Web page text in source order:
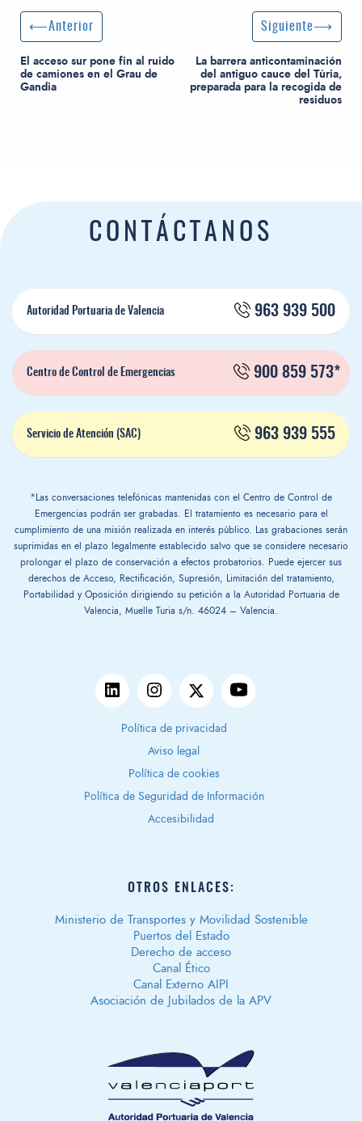
Navegación de entradas
Entrada anterior:
Anterior
El acceso sur pone fin al ruido
de camiones en el Grau de
Gandia
Siguiente entrada
Siguiente
La barrera anticontaminación
del antiguo cauce del Túria,
preparada para la recogida de
residuos
CONTÁCTANOS
Autoridad Portuaria de Valencia 963 939 500
Centro de Control de Emergencias 900 859 573*
Servicio de Atención (SAC) 963 939 555
*Las conversaciones telefónicas mantenidas con el Centro de Control de
Emergencias podrán ser grabadas. El tratamiento es necesario para el
cumplimiento de una misión realizada en interés público. Las grabaciones serán
suprimidas en el plazo legalmente establecido salvo que se considere necesario
prolongar el plazo de conservación a efectos probatorios. Puede ejercer sus
derechos de Acceso, Rectificación, Supresión, Limitación del tratamiento,
Portabilidad y Oposición dirigiendo su petición a la Autoridad Portuaria de
Valencia, Muelle Turia s/n. 46024 – Valencia.
Política de privacidad
Aviso legal
Política de cookies
Política de Seguridad de Información
Accesibilidad
OTROS ENLACES:
Ministerio de Transportes y Movilidad Sostenible
Puertos del Estado
Derecho de acceso
Canal Ético
Canal Externo AIPI
Asociación de Jubilados de la APV